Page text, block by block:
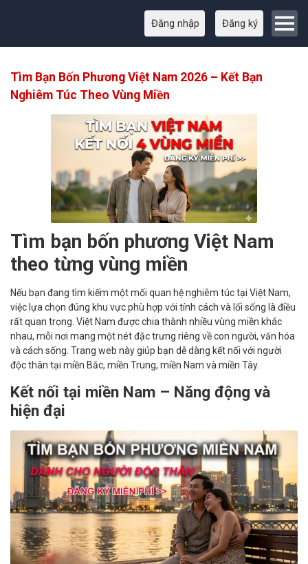
Đăng nhập Đăng ký
Tìm Bạn Bốn Phương Việt Nam 2026 – Kết Bạn
Nghiêm Túc Theo Vùng Miền
Tìm bạn bốn phương Việt Nam
theo từng vùng miền
Nếu bạn đang tìm kiếm một mối quan hệ nghiêm túc tại Việt Nam,
việc lựa chọn đúng khu vực phù hợp với tính cách và lối sống là điều
rất quan trọng. Việt Nam được chia thành nhiều vùng miền khác
nhau, mỗi nơi mang một nét đặc trưng riêng về con người, văn hóa
và cách sống. Trang web này giúp bạn dễ dàng kết nối với người
độc thân tại miền Bắc, miền Trung, miền Nam và miền Tây.
Kết nối tại miền Nam – Năng động và
hiện đại